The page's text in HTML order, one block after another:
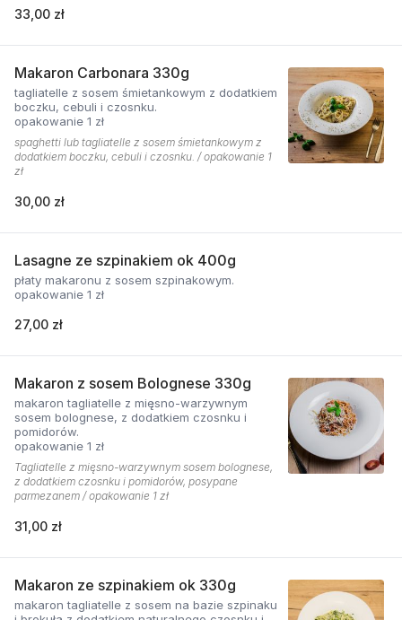
33,00 zł
Makaron Carbonara 330g
tagliatelle z sosem śmietankowym z dodatkiem
boczku, cebuli i czosnku.
opakowanie 1 zł
spaghetti lub tagliatelle z sosem śmietankowym z
dodatkiem boczku, cebuli i czosnku. / opakowanie 1
zł
30,00 zł
Lasagne ze szpinakiem ok 400g
płaty makaronu z sosem szpinakowym.
opakowanie 1 zł
27,00 zł
Makaron z sosem Bolognese 330g
makaron tagliatelle z mięsno-warzywnym
sosem bolognese, z dodatkiem czosnku i
pomidorów.
opakowanie 1 zł
Tagliatelle z mięsno-warzywnym sosem bolognese,
z dodatkiem czosnku i pomidorów, posypane
parmezanem / opakowanie 1 zł
31,00 zł
Makaron ze szpinakiem ok 330g
makaron tagliatelle z sosem na bazie szpinaku